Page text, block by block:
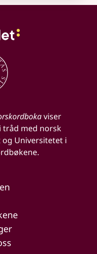
viser
tråd med norsk
Universitetet i